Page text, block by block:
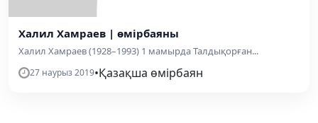
Халил Хамраев | өмірбаяны
Халил Хамраев (1928–1993) 1 мамырда Талдықорған...
27 наурыз 2019•Қазақша өмірбаян